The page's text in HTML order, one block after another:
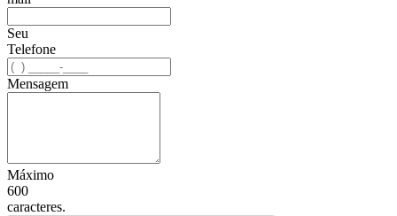
Seu
Telefone
Mensagem
Máximo
600
caracteres.